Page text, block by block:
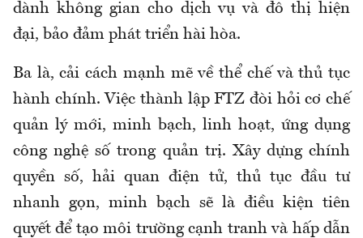
dành không gian cho dịch vụ và đô thị hiện
đại, bảo đảm phát triển hài hòa.
Ba là, cải cách mạnh mẽ về thể chế và thủ tục
hành chính. Việc thành lập FTZ đòi hỏi cơ chế
quản lý mới, minh bạch, linh hoạt, ứng dụng
công nghệ số trong quản trị. Xây dựng chính
quyền số, hải quan điện tử, thủ tục đầu tư
nhanh gọn, minh bạch sẽ là điều kiện tiên
quyết để tạo môi trường cạnh tranh và hấp dẫn